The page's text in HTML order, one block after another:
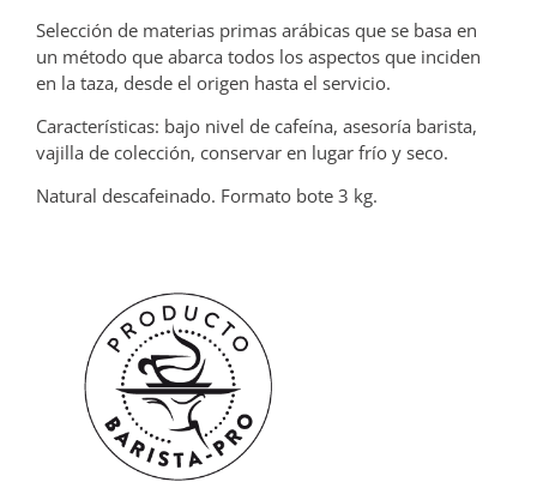
Selección de materias primas arábicas que se basa en
un método que abarca todos los aspectos que inciden
en la taza, desde el origen hasta el servicio.
Características: bajo nivel de cafeína, asesoría barista,
vajilla de colección, conservar en lugar frío y seco.
Natural descafeinado. Formato bote 3 kg.